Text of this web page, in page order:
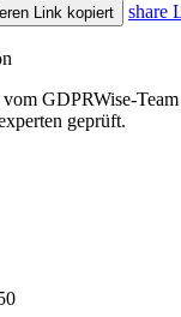
Link kopiert share
GDPRWise-
geprüft.